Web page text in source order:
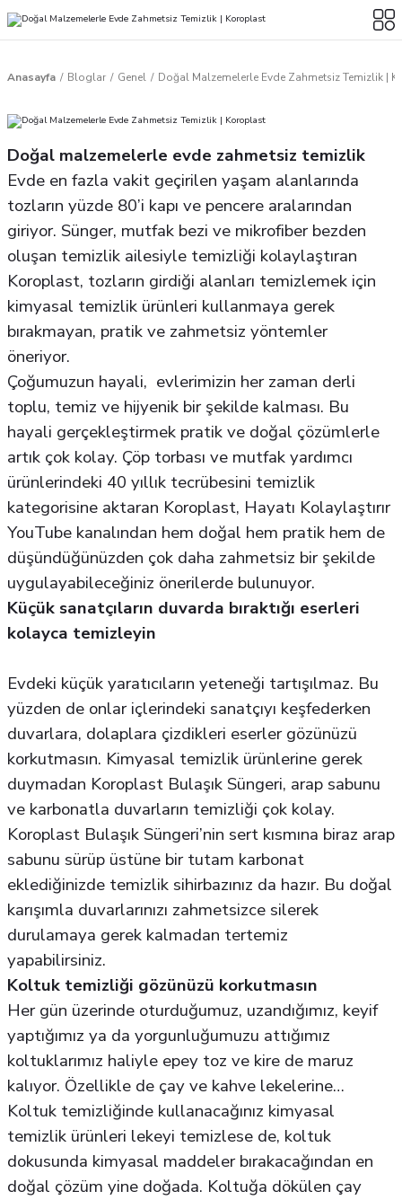
Anasayfa Bloglar Genel Doğal Malzemelerle Evde Zahmetsiz Temizlik |
Doğal malzemelerle evde zahmetsiz temizlik
Evde en fazla vakit geçirilen yaşam alanlarında
tozların yüzde 80’i kapı ve pencere aralarından
giriyor. Sünger, mutfak bezi ve mikrofiber bezden
oluşan temizlik ailesiyle temizliği kolaylaştıran
Koroplast, tozların girdiği alanları temizlemek için
kimyasal temizlik ürünleri kullanmaya gerek
bırakmayan, pratik ve zahmetsiz yöntemler
öneriyor.
Çoğumuzun hayali, evlerimizin her zaman derli
toplu, temiz ve hijyenik bir şekilde kalması. Bu
hayali gerçekleştirmek pratik ve doğal çözümlerle
artık çok kolay. Çöp torbası ve mutfak yardımcı
ürünlerindeki 40 yıllık tecrübesini temizlik
kategorisine aktaran Koroplast, Hayatı Kolaylaştırır
YouTube kanalından hem doğal hem pratik hem de
düşündüğünüzden çok daha zahmetsiz bir şekilde
uygulayabileceğiniz önerilerde bulunuyor.
Küçük sanatçıların duvarda bıraktığı eserleri
kolayca temizleyin
Evdeki küçük yaratıcıların yeteneği tartışılmaz. Bu
yüzden de onlar içlerindeki sanatçıyı keşfederken
duvarlara, dolaplara çizdikleri eserler gözünüzü
korkutmasın. Kimyasal temizlik ürünlerine gerek
duymadan Koroplast Bulaşık Süngeri, arap sabunu
ve karbonatla duvarların temizliği çok kolay.
Koroplast Bulaşık Süngeri’nin sert kısmına biraz arap
sabunu sürüp üstüne bir tutam karbonat
eklediğinizde temizlik sihirbazınız da hazır. Bu doğal
karışımla duvarlarınızı zahmetsizce silerek
durulamaya gerek kalmadan tertemiz
yapabilirsiniz.
Koltuk temizliği gözünüzü korkutmasın
Her gün üzerinde oturduğumuz, uzandığımız, keyif
yaptığımız ya da yorgunluğumuzu attığımız
koltuklarımız haliyle epey toz ve kire de maruz
kalıyor. Özellikle de çay ve kahve lekelerine…
Koltuk temizliğinde kullanacağınız kimyasal
temizlik ürünleri lekeyi temizlese de, koltuk
dokusunda kimyasal maddeler bırakacağından en
doğal çözüm yine doğada. Koltuğa dökülen çay